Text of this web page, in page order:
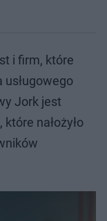
i firm, które
Jork jest
nałożyło